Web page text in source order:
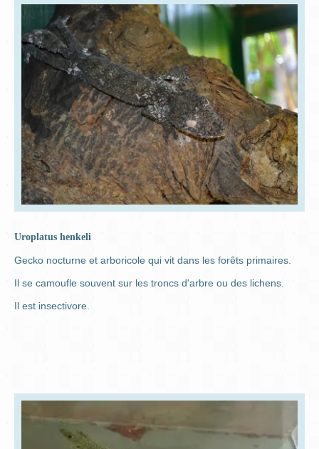
Uroplatus henkeli
Gecko nocturne et arboricole qui vit dans les forêts primaires.
Il se camoufle souvent sur les troncs d'arbre ou des lichens.
Il est insectivore.